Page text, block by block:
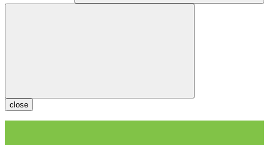
close